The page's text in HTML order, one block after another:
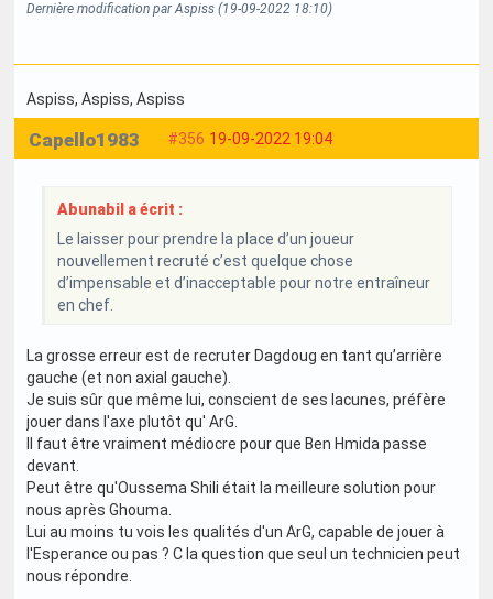
Dernière modification par Aspiss (19-09-2022 18:10)
Aspiss, Aspiss, Aspiss
#356 19-09-2022 19:04
Capello1983
Abunabil a écrit :
Le laisser pour prendre la place d’un joueur
nouvellement recruté c’est quelque chose
d’impensable et d’inacceptable pour notre entraîneur
en chef.
La grosse erreur est de recruter Dagdoug en tant qu’arrière
gauche (et non axial gauche).
Je suis sûr que même lui, conscient de ses lacunes, préfère
jouer dans l'axe plutôt qu' ArG.
Il faut être vraiment médiocre pour que Ben Hmida passe
devant.
Peut être qu'Oussema Shili était la meilleure solution pour
nous après Ghouma.
Lui au moins tu vois les qualités d'un ArG, capable de jouer à
l'Esperance ou pas ? C la question que seul un technicien peut
nous répondre.